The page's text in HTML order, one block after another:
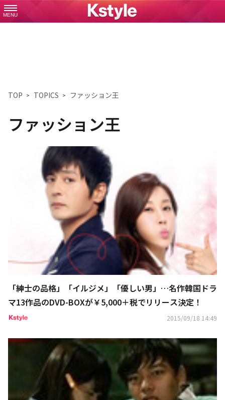
MENU
TOP TOPICS ファッション王
ファッション王
「紳士の品格」「イルジメ」「優しい男」…名作韓国ドラ
マ13作品のDVD-BOXが￥5,000＋税でリリース決定！
2015/09/18 14:49